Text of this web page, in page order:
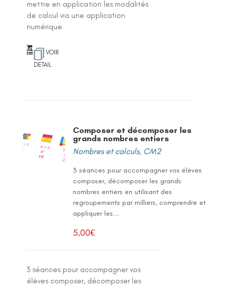
mettre en application les modalités
de calcul via une application
numérique
VOIR
DETAIL
Composer et décomposer les
grands nombres entiers
Nombres et calculs, CM2
3 séances pour accompagner vos élèves
composer, décomposer les grands
nombres entiers en utilisant des
regroupements par milliers, comprendre et
appliquer les...
5,00€
3 séances pour accompagner vos
élèves composer, décomposer les